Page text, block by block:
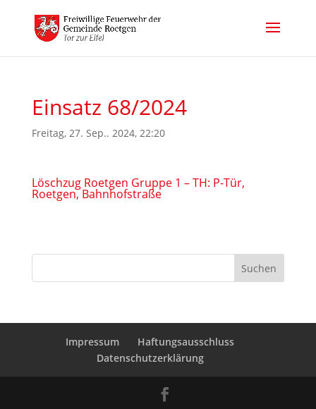
Einsatz 68/2024
Freitag, 27. Sep.. 2024, 22:20
Löschzug Roetgen Gruppe 1 – TH: P-Tür,
Roetgen, Bahnhofstraße
Suchen
Impressum
Haftungsausschluss
Datenschutzerklärung